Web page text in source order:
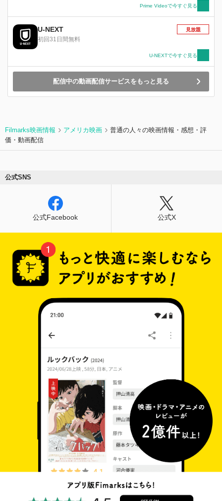
Prime Videoで今すぐ見る
U-NEXT
初回31日間無料
見放題
U-NEXTで今すぐ見る
配信中の動画配信サービスをもっと見る
Filmarks映画情報 アメリカ映画
普通の人々の映画情報・感想・評
価・動画配信
公式SNS
公式Facebook 公式X